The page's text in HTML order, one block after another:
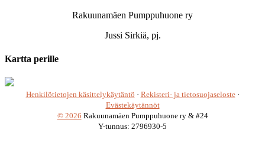
Rakuunamäen Pumppuhuone ry
Jussi Sirkiä, pj.
Kartta perille
Henkilötietojen käsittelykäytäntö · Rekisteri- ja tietosuojaseloste·
Evästekäytännöt
© 2026 Rakuunamäen Pumppuhuone ry & #24
Y-tunnus: 2796930-5